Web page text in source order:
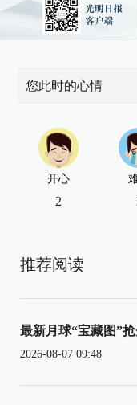
您此时的心情
开心
2
推荐阅读
最新月球“宝藏图”
2026-08-07 09:48